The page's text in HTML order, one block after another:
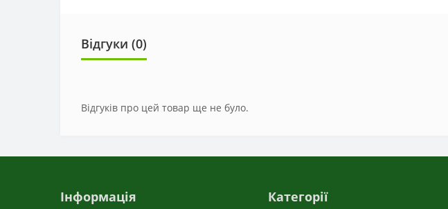
Відгуки (0)
Відгуків про цей товар ще не було.
Інформація Категорії